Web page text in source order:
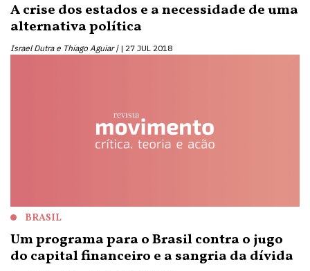
A crise dos estados e a necessidade de uma
alternativa política
Israel Dutra e Thiago Aguiar | 27 JUL 2018
BRASIL
Um programa para o Brasil contra o jugo
do capital financeiro e a sangria da dívida